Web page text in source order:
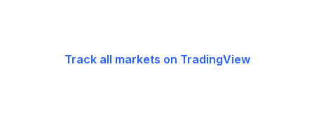
Track all markets on TradingView